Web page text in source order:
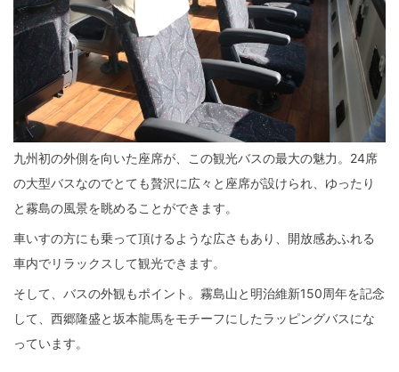
九州初の外側を向いた座席が、この観光バスの最大の魅力。24席
の大型バスなのでとても贅沢に広々と座席が設けられ、ゆったり
と霧島の風景を眺めることができます。
車いすの方にも乗って頂けるような広さもあり、開放感あふれる
車内でリラックスして観光できます。
そして、バスの外観もポイント。霧島山と明治維新150周年を記念
して、西郷隆盛と坂本龍馬をモチーフにしたラッピングバスにな
っています。